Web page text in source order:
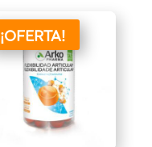
era:
19,90€.
es:
¡OFERTA!